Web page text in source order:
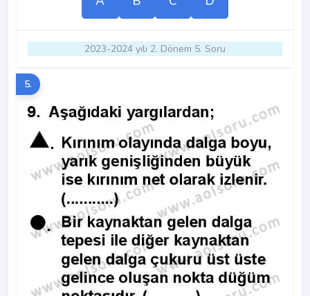
2023-2024 yılı 2. Dönem 5. Soru
5.